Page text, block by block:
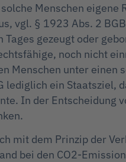
Menschen
vgl. § 1923 Abs. 2
gezeugt oder
noch nicht
Menschen unter
ein Staatsziel,
In der
mit dem Prinzip der
bei den CO2-